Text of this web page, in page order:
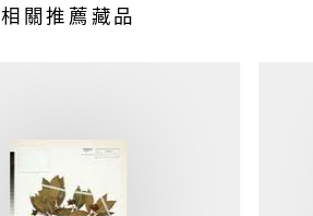
相關推薦藏品